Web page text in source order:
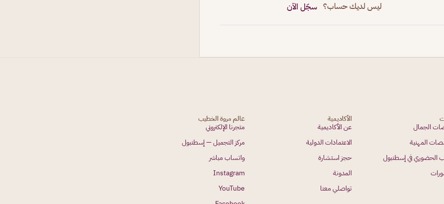
ليس لديك حساب؟ سجّل الآن
الجمال
المهنية
الحضوري في إسطنبول
الأكاديمية
عن الأكاديمية
الاعتمادات الدولية
حجز استشارة
المدونة
تواصلي معنا
عالم مروة الخطيب
متجرنا الإلكتروني
مركز التجميل — إسطنبول
واتساب مباشر
Instagram
YouTube